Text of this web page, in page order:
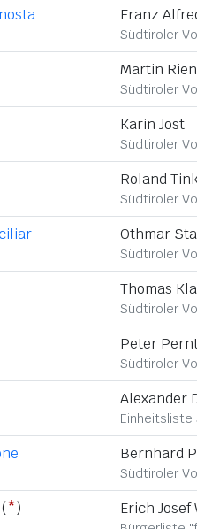
Franz
Südtiroler
Martin
Südtiroler
Karin Jost
Südtiroler
Roland
Südtiroler
Othmar
Südtiroler
Thomas
Südtiroler
Peter
Südtiroler
Alexander
Einheitsliste
Bernhard
Südtiroler
(*) Erich